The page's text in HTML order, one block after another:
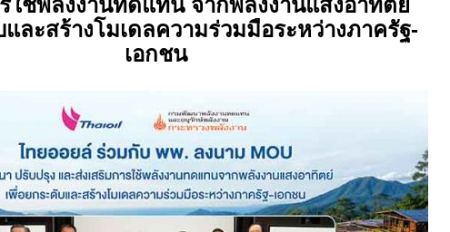
ใช้พลังงานทดแทน จากพลังงานแสงอาทิตย์
และสร้างโมเดลความร่วมมือระหว่างภาครัฐ-
เอกชน